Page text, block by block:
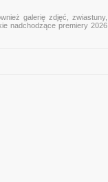
galerię zdjęć, zwiastuny,
nadchodzące premiery 2026